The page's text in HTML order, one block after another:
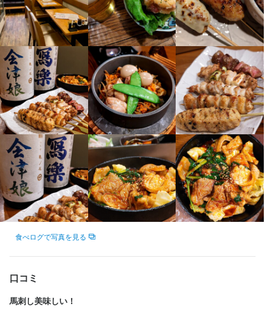
食べログで写真を見る
口コミ
馬刺し美味しい！
※固定残業代は45hとなります。
■見習い社員
月給29万円（諸手当含む）
【例　基本給205000円＋固定残業代67000円＋深夜手当18000
円】
※固定残業代は45hとなります
勤務時間
11時～22時
14時～24時
15時～翌1時
15時～翌2時
（シフト制/各店舗の営業時間による）
終電考慮あり 長期勤務歓迎 シフト制
月8日以上休みあり